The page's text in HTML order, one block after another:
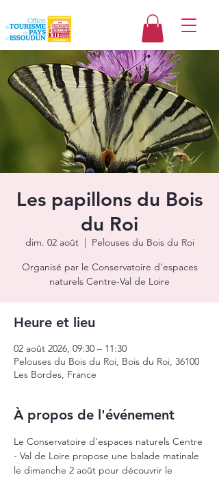
Les papillons du Bois
du Roi
dim. 02 août
  |
Pelouses du Bois du Roi
Organisé par le Conservatoire d'espaces
naturels Centre-Val de Loire
Heure et lieu
02 août 2026, 09:30 – 11:30
Pelouses du Bois du Roi, Bois du Roi, 36100
Les Bordes, France
À propos de l'événement
Le Conservatoire d'espaces naturels Centre
- Val de Loire propose une balade matinale
le dimanche 2 août pour découvrir le